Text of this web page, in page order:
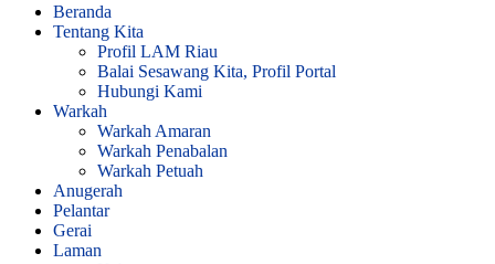
Beranda
Tentang Kita
Profil LAM Riau
Balai Sesawang Kita, Profil Portal
Hubungi Kami
Warkah
Warkah Amaran
Warkah Penabalan
Warkah Petuah
Anugerah
Pelantar
Gerai
Laman